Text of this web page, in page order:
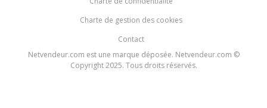
Charte de gestion des cookies
Contact
Netvendeur.com est une marque déposée. Netvendeur.com ©
Copyright 2025. Tous droits réservés.